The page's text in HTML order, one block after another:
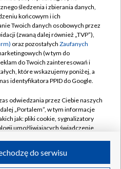
TVP
TVP
prywatności
zgody
Pomoc
śledzenia i zbierania danych,
końcowym i ich
Twoich danych osobowych przez
(zwaną dalej również „TVP”),
oraz pozostałych Zaufanych
(w tym do
do Twoich zainteresowań i
które wskazujemy poniżej, a
identyfikatora PPID do Google.
odwiedzania przez Ciebie naszych
„Portalem”, w tym informacje
jak: pliki cookie, sygnalizatory
umożliwiających świadczenie
do serwisu